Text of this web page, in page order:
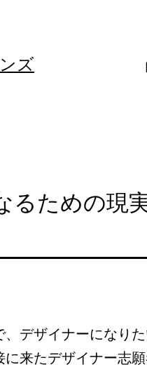
ズ
るための現
、デザイナーになりた
来たデザイナー志